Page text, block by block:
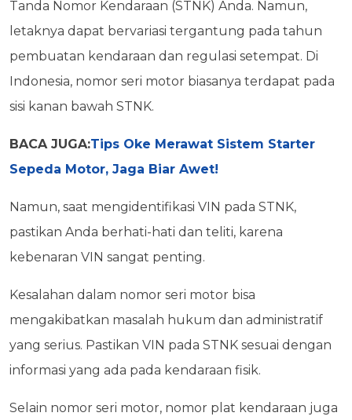
Tanda Nomor Kendaraan (STNK) Anda. Namun,
letaknya dapat bervariasi tergantung pada tahun
pembuatan kendaraan dan regulasi setempat. Di
Indonesia, nomor seri motor biasanya terdapat pada
sisi kanan bawah STNK.
BACA JUGA:Tips Oke Merawat Sistem Starter
Sepeda Motor, Jaga Biar Awet!
Namun, saat mengidentifikasi VIN pada STNK,
pastikan Anda berhati-hati dan teliti, karena
kebenaran VIN sangat penting.
Kesalahan dalam nomor seri motor bisa
mengakibatkan masalah hukum dan administratif
yang serius. Pastikan VIN pada STNK sesuai dengan
informasi yang ada pada kendaraan fisik.
Selain nomor seri motor, nomor plat kendaraan juga